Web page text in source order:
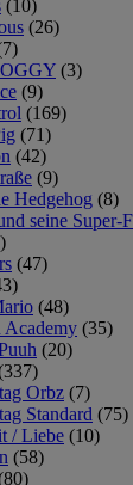
(10)
(26)
(3)
(9)
(169)
(71)
(42)
(9)
Hedgehog (8)
seine Super-
(47)
(48)
(35)
(20)
Orbz (7)
Standard (75)
/ Liebe (10)
(58)